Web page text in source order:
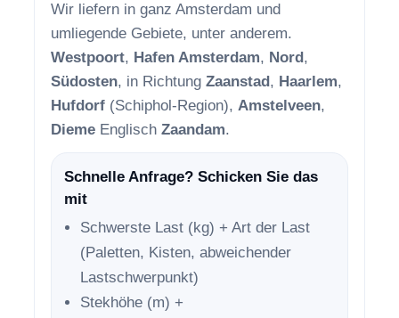
Wir liefern in ganz Amsterdam und
umliegende Gebiete, unter anderem.
Westpoort, Hafen Amsterdam, Nord,
Südosten, in Richtung Zaanstad, Haarlem,
Hufdorf (Schiphol-Region), Amstelveen,
Dieme Englisch Zaandam.
Schnelle Anfrage? Schicken Sie das
mit
Schwerste Last (kg) + Art der Last
(Paletten, Kisten, abweichender
Lastschwerpunkt)
Stekhöhe (m) +